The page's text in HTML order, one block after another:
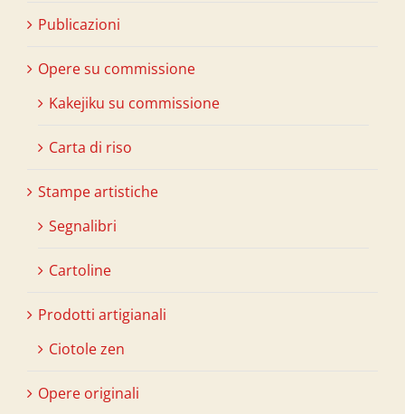
Publicazioni
Opere su commissione
Kakejiku su commissione
Carta di riso
Stampe artistiche
Segnalibri
Cartoline
Prodotti artigianali
Ciotole zen
Opere originali